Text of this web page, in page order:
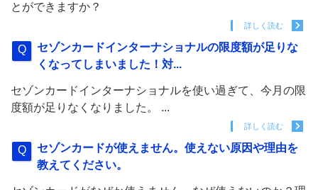
とができますか？
詳しく読む
セゾンカードインターナショナルの限度額が足りな
くなってしまいました！対...
セゾンカードインターナショナルを使い過ぎて、今月の限
度額が足りなくなりました。 ...
詳しく読む
セゾンカードが使えません。使えない原因や理由を
教えてください。